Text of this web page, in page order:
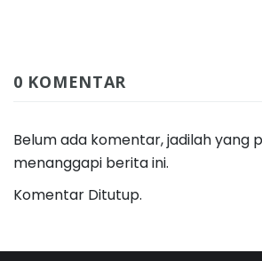
0 KOMENTAR
Belum ada komentar, jadilah yang
menanggapi berita ini.
Komentar Ditutup.